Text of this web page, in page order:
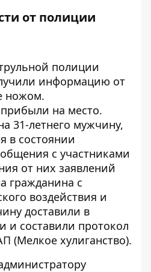
от полиции
полиции
информацию от
ножом.
на место.
31-летнего мужчину,
в состоянии
с участниками
от них заявлений
гражданина с
воздействия и
доставили в
и составили протокол
(Мелкое хулиганство).